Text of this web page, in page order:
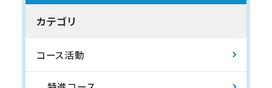
カテゴリ
コース活動